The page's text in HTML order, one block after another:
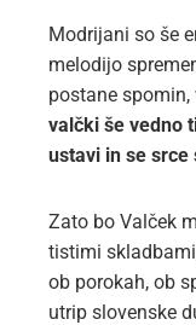
Modrijani so še
melodijo
postane
valčki še vedno
ustavi in se
Zato bo Valček
tistimi
ob porokah, ob
utrip slovenske